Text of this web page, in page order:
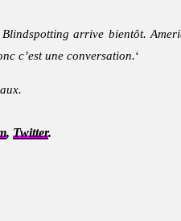
arrive bientôt.
c’est une conversation.‘
, Twitter.